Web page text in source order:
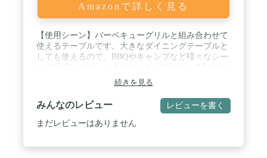
Amazonで詳しく見る
【使用シーン】バーベキューグリルと組み合わせて
使えるテーブルです。大きなダイニングテーブルと
しても使えるので、BBQやキャンプなど様々なシー
字型のテーブルでバーベキューグリルを囲むように
セットすることで、みんなでBBQを楽しみながら一
緒に食べれるグリルテーブルになります。 / 【ダイ
ニングテーブルとして】付属のミニテーブルをジョ
イントさせて大きなダイニングテーブルとしても使
続きを見る
みんなのレビュー レビューを書く
まだレビューはありません